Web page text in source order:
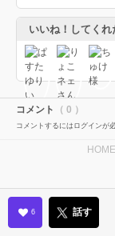
いいね！してくれ
コメント （ 0 ）
コメントするにはログインが
HOME
6 話す